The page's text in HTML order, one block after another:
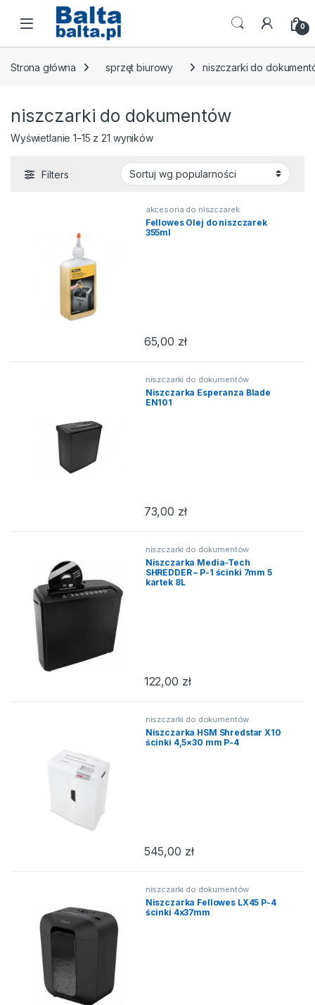
Skip to navigation
Skip to content
Open 0
Strona główna sprzęt biurowy niszczarki do
niszczarki do dokumentów
Wyświetlanie 1–15 z 21 wynikówPosortowane według popularności
Filters
akcesoria do niszczarek
Fellowes Olej do niszczarek
355ml
65,00 zł
niszczarki do dokumentów
Niszczarka Esperanza Blade
EN101
73,00 zł
niszczarki do dokumentów
Niszczarka Media-Tech
SHREDDER – P-1 ścinki 7mm 5
kartek 8L
122,00 zł
niszczarki do dokumentów
Niszczarka HSM Shredstar X10
ścinki 4,5×30 mm P-4
545,00 zł
niszczarki do dokumentów
Niszczarka Fellowes LX45 P-4
ścinki 4x37mm